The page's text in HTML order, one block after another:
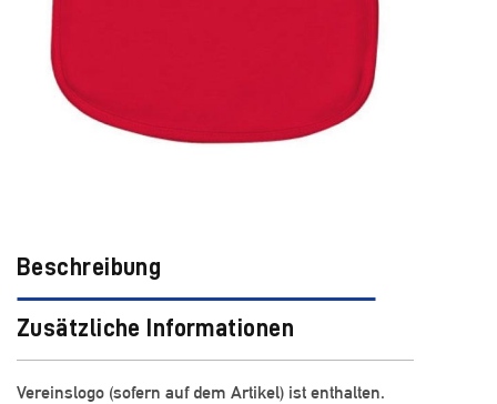
Beschreibung
Zusätzliche Informationen
Vereinslogo (sofern auf dem Artikel) ist enthalten.